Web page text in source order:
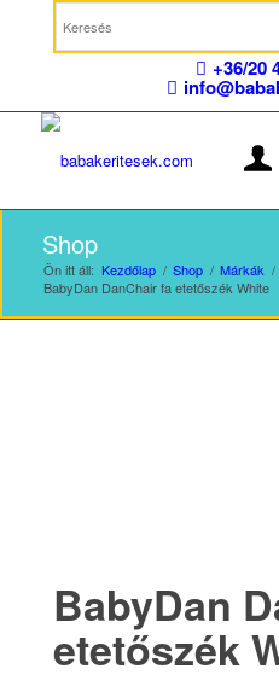
+36/20
Shop
Ön itt áll: Kezdőlap / Shop / Márkák /
BabyDan DanChair fa etetőszék White
BabyDan
etetőszék